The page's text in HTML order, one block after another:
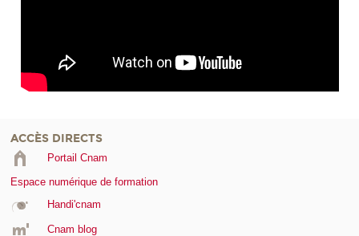
ACCÈS DIRECTS
Portail Cnam
Espace numérique de formation
Handi'cnam
Cnam blog